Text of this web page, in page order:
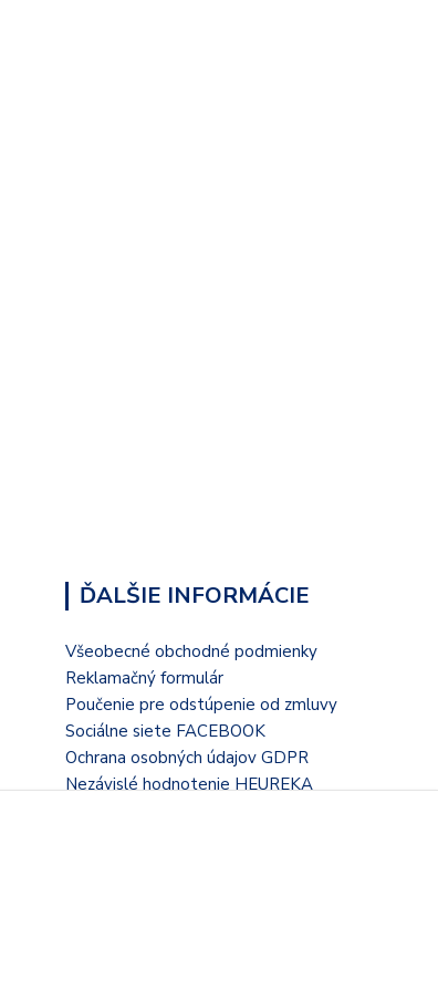
ĎALŠIE INFORMÁCIE
Všeobecné obchodné podmienky
Reklamačný formulár
Poučenie pre odstúpenie od zmluvy
Sociálne siete FACEBOOK
Ochrana osobných údajov GDPR
Nezávislé hodnotenie HEUREKA